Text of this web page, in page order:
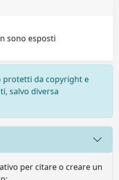
sono esposti
protetti da copyright e
salvo diversa
per citare o creare un